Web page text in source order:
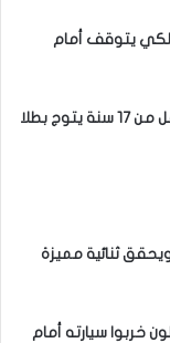
يتوقف أمام
على عرش شمال إفريقيا: المنتخب الوطني لأقل من 17 سنة يتوج بطلا
ثنائية مميزة
خربوا سيارته أمام